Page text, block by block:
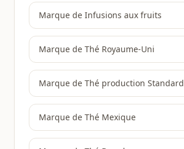
Marque de Infusions aux fruits
Marque de Thé Royaume-Uni
Marque de Thé production Standard
Marque de Thé Mexique